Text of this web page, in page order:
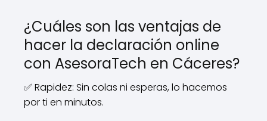
¿Cuáles son las ventajas de
hacer la declaración online
con AsesoraTech en Cáceres?
✅ Rapidez: Sin colas ni esperas, lo hacemos
por ti en minutos.